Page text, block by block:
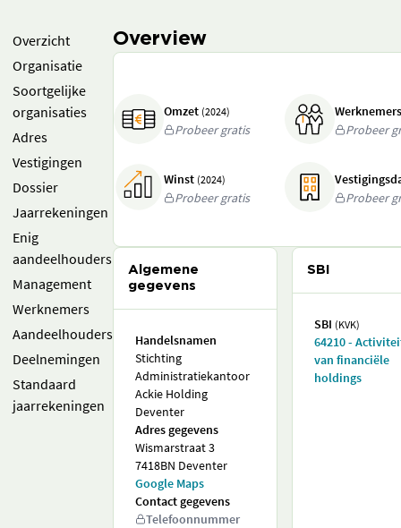
Overzicht
Organisatie
Soortgelijke
organisaties
Adres
Vestigingen
Dossier
Jaarrekeningen
Enig
aandeelhouders
Management
Werknemers
Aandeelhouders
Deelnemingen
Standaard
jaarrekeningen
Overview
Omzet (2024)
Probeer gratis
Probeer
Winst (2024)
Probeer gratis
Probeer
Algemene
gegevens
Handelsnamen
Stichting
Administratiekantoor
Ackie Holding
Deventer
Adres gegevens
Wismarstraat 3
7418BN Deventer
Google Maps
Contact gegevens
Telefoonnummer
SBI
SBI (KVK)
64210 -
van financiële
holdings